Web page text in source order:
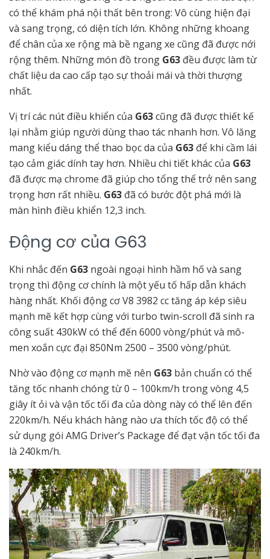
có thể khám phá nội thất bên trong: Vô cùng hiện đại
và sang trọng, có diện tích lớn. Không những khoang
để chân của xe rộng mà bề ngang xe cũng đã được nới
rộng thêm. Những món đồ trong G63 đều được làm từ
chất liệu da cao cấp tạo sự thoải mái và thời thượng
nhất.
Vị trí các nút điều khiển của G63cũng đã được thiết kế
lại nhằm giúp người dùng thao tác nhanh hơn. Vô lăng
mang kiểu dáng thể thao bọc da của G63 để khi cầm lái
tạo cảm giác dính tay hơn. Nhiều chi tiết khác của G63
đã được mạ chrome đã giúp cho tổng thể trở nên sang
trọng hơn rất nhiều. G63 đã có bước đột phá mới là
màn hình điều khiển 12,3 inch.
Động cơ của G63
Khi nhắc đến G63 ngoài ngoại hình hầm hố và sang
trọng thì động cơ chính là một yếu tố hấp dẫn khách
hàng nhất. Khối động cơ V8 3982 cc tăng áp kép siêu
mạnh mẽ kết hợp cùng với turbo twin-scroll đã sinh ra
công suất 430kW có thể đến 6000 vòng/phút và mô-
men xoắn cực đại 850Nm 2500 – 3500 vòng/phút.
Nhờ vào động cơ mạnh mẽ nên G63 bản chuẩn có thể
tăng tốc nhanh chóng từ 0 – 100km/h trong vòng 4,5
giây ít ỏi và vận tốc tối đa của dòng này có thể lên đến
220km/h. Nếu khách hàng nào ưa thích tốc độ có thể
sử dụng gói AMG Driver’s Package để đạt vận tốc tối đa
là 240km/h.